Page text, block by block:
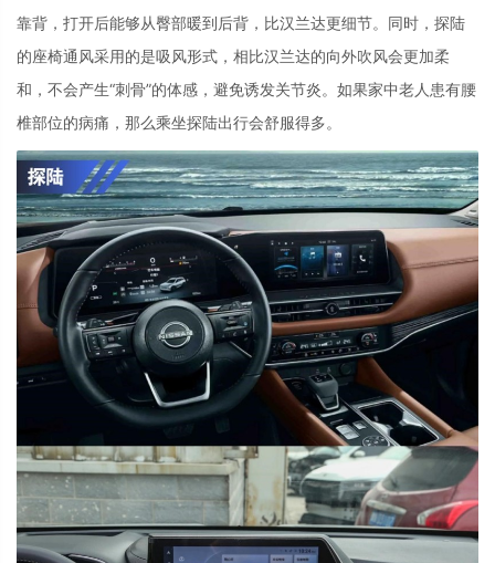
靠背，打开后能够从臀部暖到后背，比汉兰达更细节。同时，探陆
的座椅通风采用的是吸风形式，相比汉兰达的向外吹风会更加柔
和，不会产生“刺骨”的体感，避免诱发关节炎。如果家中老人患有腰
椎部位的病痛，那么乘坐探陆出行会舒服得多。